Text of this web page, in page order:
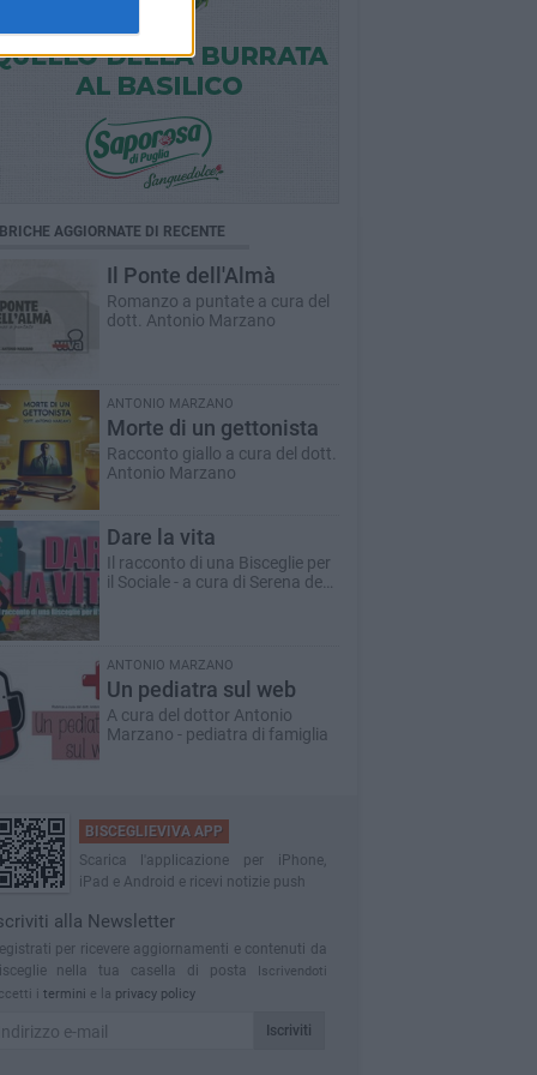
AGGIORNATE DI RECENTE
Il Ponte dell'Almà
Romanzo a puntate a cura del
dott. Antonio Marzano
ANTONIO MARZANO
Morte di un gettonista
Racconto giallo a cura del dott.
Antonio Marzano
Dare la vita
Il racconto di una Bisceglie per
il Sociale - a cura di Serena de
ANTONIO MARZANO
Un pediatra sul web
A cura del dottor Antonio
Marzano - pediatra di famiglia
BISCEGLIEVIVA APP
Scarica l'applicazione per iPhone,
iPad e Android e ricevi notizie push
alla Newsletter
per ricevere aggiornamenti e contenuti da
nella tua casella di posta
Iscrivendoti
i termini e la privacy policy
Iscriviti